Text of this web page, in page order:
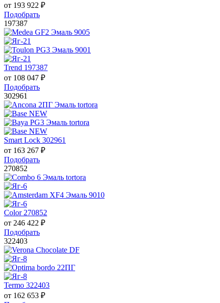
от 193 922 ₽
Подобрать
197387
Trend 197387
от 108 047 ₽
Подобрать
302961
Smart Lock 302961
от 163 267 ₽
Подобрать
270852
Color 270852
от 246 422 ₽
Подобрать
322403
Termo 322403
от 162 653 ₽